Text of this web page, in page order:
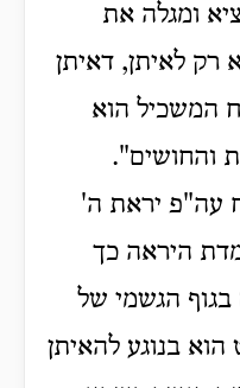
ומגלה את
רק לאיתן, דאיתן
המשכיל הוא
והחושים".
עה"פ יראת ה'
היראה כך
בגוף הגשמי של
בנוגע להאיתן